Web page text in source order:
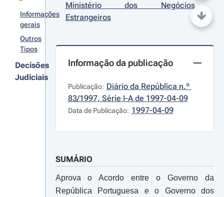
Informações
gerais
Outros
Tipos
Decisões
Judiciais
Ministério dos Negócios
Estrangeiros
Informação da publicação
Publicação: Diário da República n.º
83/1997, Série I-A de 1997-04-09
Data de Publicação: 1997-04-09
SUMÁRIO
Aprova o Acordo entre o Governo da
República Portuguesa e o Governo dos